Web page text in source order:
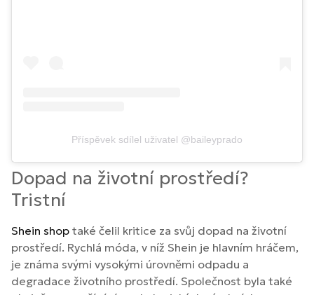
Příspěvek sdílel uživatel @baileyprado
Dopad na životní prostředí?
Tristní
Shein shop také čelil kritice za svůj dopad na životní
prostředí. Rychlá móda, v níž Shein je hlavním hráčem,
je známa svými vysokými úrovněmi odpadu a
degradace životního prostředí. Společnost byla také